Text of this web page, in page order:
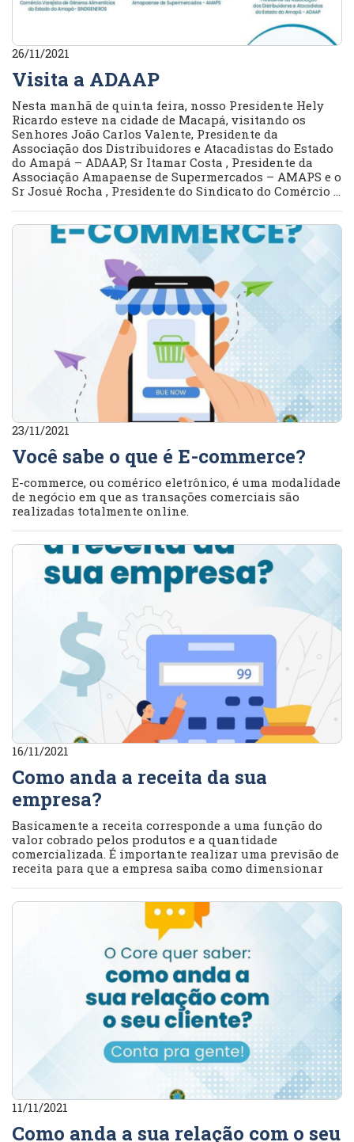
26/11/2021
Visita a ADAAP
Nesta manhã de quinta feira, nosso Presidente Hely
Ricardo esteve na cidade de Macapá, visitando os
Senhores João Carlos Valente, Presidente da
Associação dos Distribuidores e Atacadistas do Estado
do Amapá – ADAAP, Sr Itamar Costa , Presidente da
Associação Amapaense de Supermercados – AMAPS e o
Sr Josué Rocha , Presidente do Sindicato do Comércio ...
23/11/2021
Você sabe o que é E-commerce?
E-commerce, ou comérico eletrônico, é uma modalidade
de negócio em que as transações comerciais são
realizadas totalmente online.
16/11/2021
Como anda a receita da sua
empresa?
Basicamente a receita corresponde a uma função do
valor cobrado pelos produtos e a quantidade
comercializada. É importante realizar uma previsão de
receita para que a empresa saiba como dimensionar
11/11/2021
Como anda a sua relação com o seu